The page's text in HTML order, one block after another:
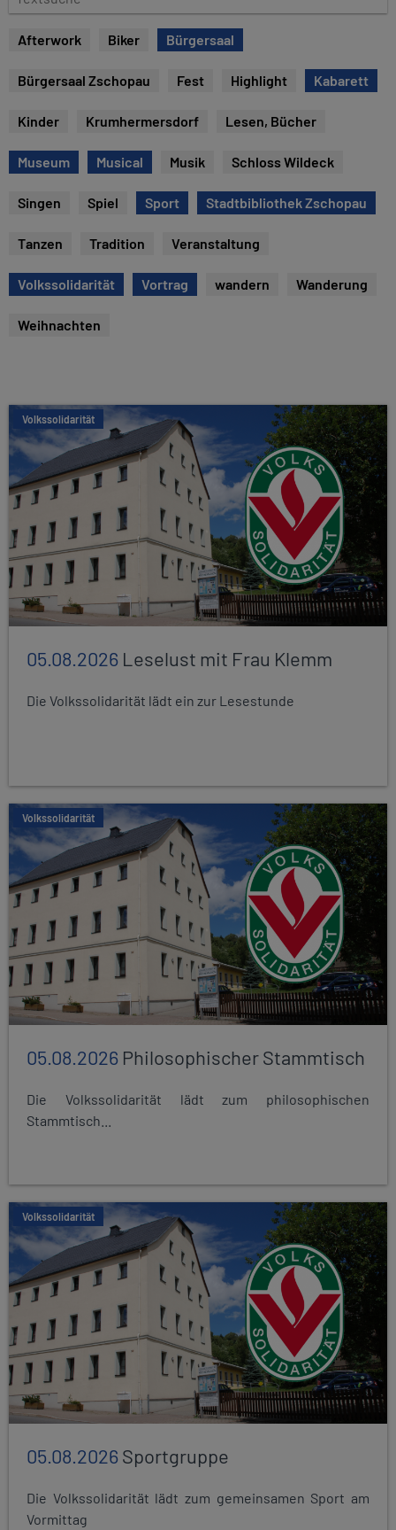
e
e
Afterwork Biker Bürgersaal
Bürgersaal Zschopau Fest Highlight Kabarett
Kinder Krumhermersdorf Lesen, Bücher
Museum Musical Musik Schloss Wildeck
Singen Spiel Sport Stadtbibliothek Zschopau
Tanzen Tradition Veranstaltung
Volkssolidarität Vortrag wandern Wanderung
Weihnachten
Volkssolidarität
05.08.2026 Leselust mit Frau Klemm
Die Volkssolidarität lädt ein zur Lesestunde
Volkssolidarität
05.08.2026 Philosophischer Stammtisch
Die Volkssolidarität lädt zum philosophischen
Stammtisch...
Volkssolidarität
05.08.2026Sportgruppe
Die Volkssolidarität lädt zum gemeinsamen Sport am
Vormittag